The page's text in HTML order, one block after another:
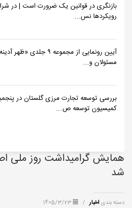
بازنگری در قوانین یک ضرورت است | در
رویکردها نس...
آیین رونمایی از مجموعه ۹
مسئولان و...
بررسی توسعه تجارت مرزی گلستان در
کمیسیون توسعه ص...
همایش گرامیداشت روز ملی
شد
دسته بندیاخبار /